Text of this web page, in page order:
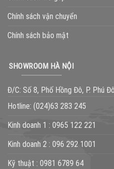
Chính sách vận chuyển
Chính sách bảo mật
SHOWROOM HÀ NỘI
Đ/C: Số 8, Phố Hồng Đô, P. Phú
Hotline: (024)63 283 245
Kinh doanh 1 : 0965 122 221
Kinh doanh 2 : 096 292 1001
Kỹ thuật : 0981 6789 64